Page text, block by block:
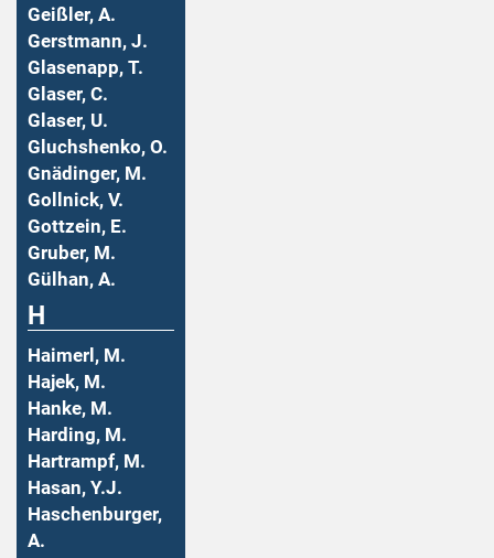
Geißler, A.
Gerstmann, J.
Glasenapp, T.
Glaser, C.
Glaser, U.
Gluchshenko, O.
Gnädinger, M.
Gollnick, V.
Gottzein, E.
Gruber, M.
Gülhan, A.
H
Haimerl, M.
Hajek, M.
Hanke, M.
Harding, M.
Hartrampf, M.
Hasan, Y.J.
Haschenburger,
A.